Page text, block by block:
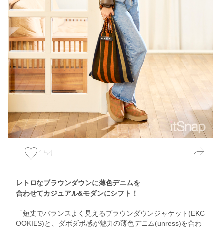
154
レトロなブラウンダウンに薄色デニムを
合わせてカジュアル&モダンにシフト！
「短丈でバランスよく見えるブラウンダウンジャケット(EKC
OOKIES)と、ダボダボ感が魅力の薄色デニム(unress)を合わ